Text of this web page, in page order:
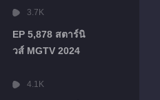
3.7K
EP 5,878 สตาร์นิ
วส์ MGTV 2024
4.1K